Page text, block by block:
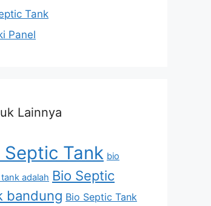
Tank
Panel
Lainnya
Septic Tank bio
adalah Bio Septic
bandung Bio Septic Tank